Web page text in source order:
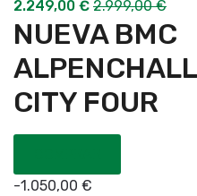
2.249,00 € 2.999,00€
NUEVA BMC
CITY FOUR
-1.050,00 €